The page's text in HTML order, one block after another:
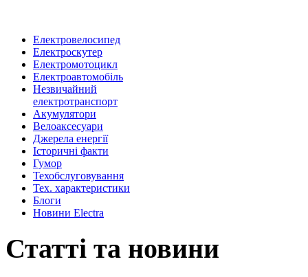
Eлектровелосипед
Eлектроскутер
Електромотоцикл
Електроавтомобіль
Незвичайний
електротранспорт
Акумулятори
Велоаксеcуари
Джерела енергії
Історичні факти
Гумор
Техобслуговування
Тех. характеристики
Блоги
Новини Electra
Статті та новини